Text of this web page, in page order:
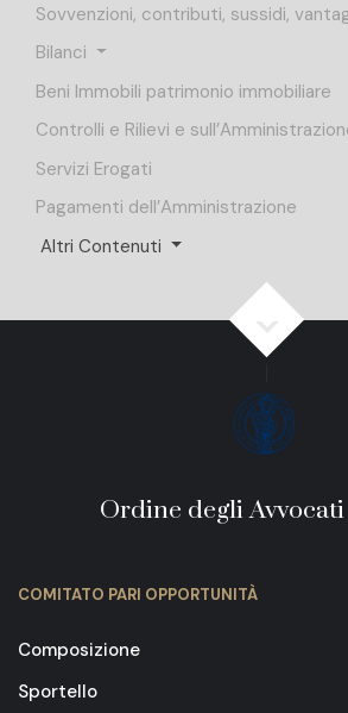
Sovvenzioni, contributi, sussidi,
Bilanci
Beni Immobili patrimonio immobiliare
Controlli e Rilievi e
Servizi Erogati
Pagamenti dell’Amministrazione
Altri Contenuti
Ordine degli Avvocati
COMITATO PARI OPPORTUNITÀ
Composizione
Sportello